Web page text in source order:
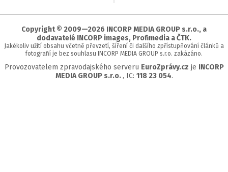
stránky
Copyright © 2009—2026 INCORP MEDIA GROUP s.r.o., a
dodavatelé INCORP images, Profimedia a ČTK.
Jakékoliv užití obsahu včetně převzetí, šíření či dalšího zpřístupňování článků a
fotografií je bez souhlasu INCORP MEDIA GROUP s.r.o. zakázáno.
Provozovatelem zpravodajského serveru EuroZprávy.cz je INCORP
MEDIA GROUP s.r.o. , IC: 118 23 054.